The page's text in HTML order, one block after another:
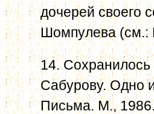
дочерей своего
Шомпулева (см.:
14.
Сабурову. Одно
Письма. М., 1986.